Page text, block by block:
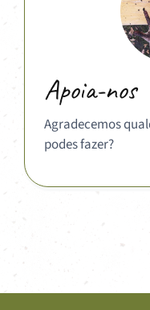
Apoia-nos
Agradecemos
podes fazer?